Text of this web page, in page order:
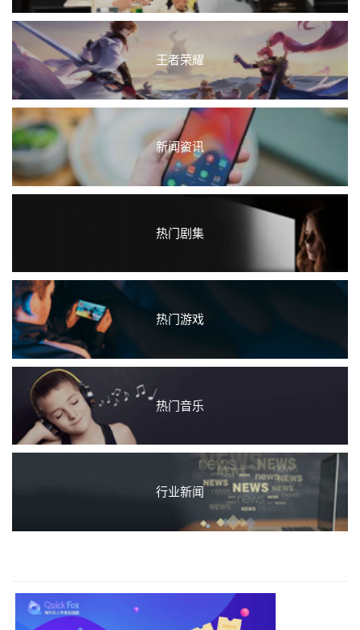
王者荣耀
新闻资讯
热门剧集
热门游戏
热门音乐
行业新闻